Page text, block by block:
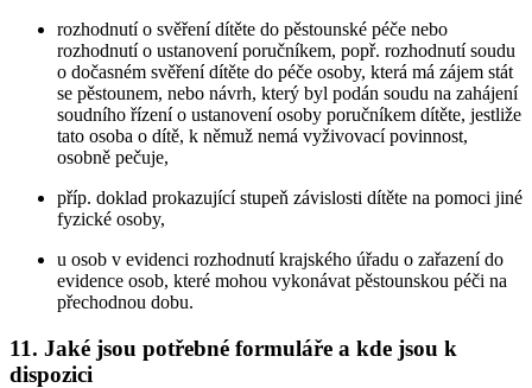
rozhodnutí o svěření dítěte do pěstounské péče nebo
rozhodnutí o ustanovení poručníkem, popř. rozhodnutí soudu
o dočasném svěření dítěte do péče osoby, která má zájem stát
se pěstounem, nebo návrh, který byl podán soudu na zahájení
soudního řízení o ustanovení osoby poručníkem dítěte, jestliže
tato osoba o dítě, k němuž nemá vyživovací povinnost,
osobně pečuje,
příp. doklad prokazující stupeň závislosti dítěte na pomoci jiné
fyzické osoby,
u osob v evidenci rozhodnutí krajského úřadu o zařazení do
evidence osob, které mohou vykonávat pěstounskou péči na
přechodnou dobu.
11. Jaké jsou potřebné formuláře a kde jsou k
dispozici